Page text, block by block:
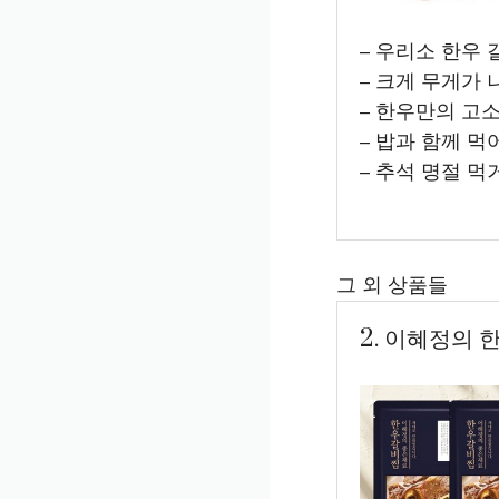
– 우리소 한우
– 크게 무게가
– 한우만의 고
– 밥과 함께 먹
– 추석 명절 먹
그 외 상품들
2. 이혜정의